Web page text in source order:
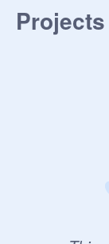
Projects